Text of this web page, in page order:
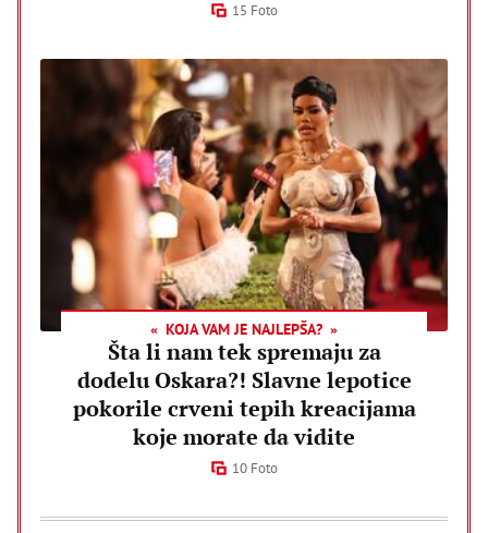
15 Foto
KOJA VAM JE NAJLEPŠA?
Šta li nam tek spremaju za
dodelu Oskara?! Slavne lepotice
pokorile crveni tepih kreacijama
koje morate da vidite
10 Foto